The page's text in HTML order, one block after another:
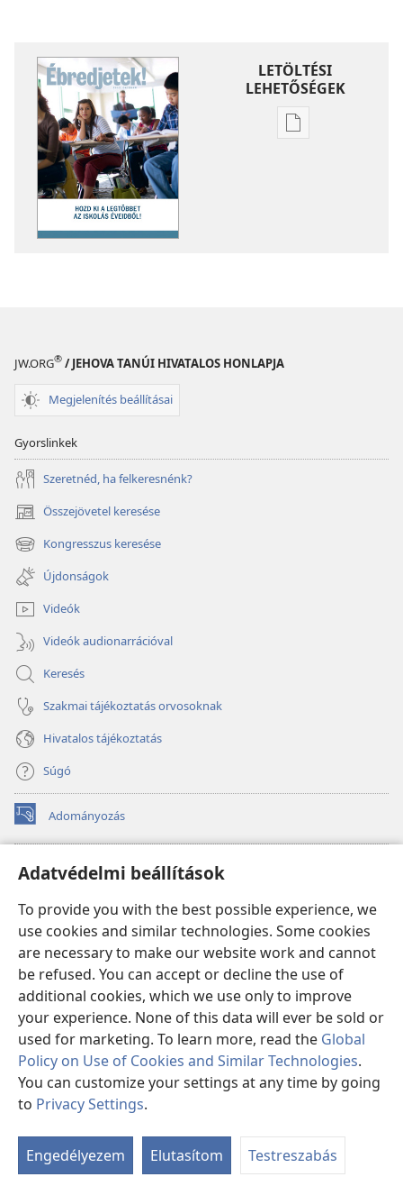
Adatvédelmi beállítások
To provide you with the best possible experience, we
use cookies and similar technologies. Some cookies
are necessary to make our website work and cannot
be refused. You can accept or decline the use of
additional cookies, which we use only to improve
your experience. None of this data will ever be sold or
used for marketing. To learn more, read the Global
Policy on Use of Cookies and Similar Technologies.
You can customize your settings at any time by going
to Privacy Settings.
Engedélyezem Elutasítom Testreszabás
LETÖLTÉSI
LEHETŐSÉGEK
Kiadványok
JW.ORG® / JEHOVA TANÚI HIVATALOS HONLAPJA
Megjelenítés beállításai
Gyorslinkek
Szeretnéd, ha felkeresnénk?
Összejövetel keresése
(opens
new
window)
Kongresszus keresése
(opens
new
window)
Újdonságok
Videók
Videók audionarrációval
Keresés
Szakmai tájékoztatás orvosoknak
Hivatalos tájékoztatás
Súgó
Adományozás
(opens
new
Őrtorony ONLINE KÖNYVTÁR
(opens
window)JW Hub
(opens
new
window)JW Library
Watchtower Library
Copyright© 2026 Watch Tower Bible and Tract Society of Pennsylvania.
FELHASZNÁLÁSI FELTÉTELEK
ADATVÉDELMI BEÁLLÍTÁSOK